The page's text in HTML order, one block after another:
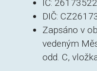
IČ: 26173522
DIČ:
Zapsáno v
vedeným
odd. C,